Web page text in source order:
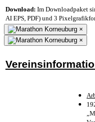
Download: Im Downloadpaket
AI EPS, PDF) und 3
×
×